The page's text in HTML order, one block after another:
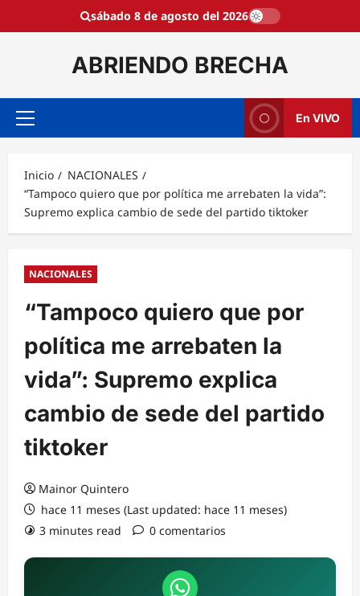
sábado 8 de agosto del 2026
ABRIENDO BRECHA
Menú
En VIVO
Inicio
NACIONALES
“Tampoco quiero que por política me arrebaten la vida”:
Supremo explica cambio de sede del partido tiktoker
NACIONALES
“Tampoco quiero que por
política me arrebaten la
vida”: Supremo explica
cambio de sede del partido
tiktoker
Mainor Quintero
hace 11 meses (Last updated: hace 11 meses)
3 minutes read
0 comentarios